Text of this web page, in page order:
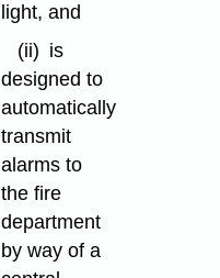
light, and
(ii) is
designed to
automatically
transmit
alarms to
the fire
department
by way of a